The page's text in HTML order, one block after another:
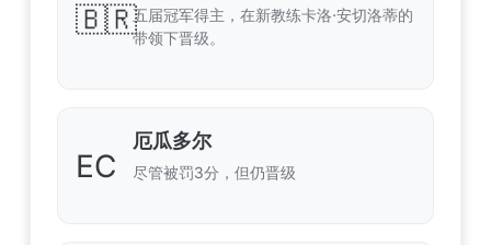
🇧🇷五届冠军得主，在新教练卡洛·安切洛蒂的
带领下晋级。
EC
厄瓜多尔
尽管被罚3分，但仍晋级